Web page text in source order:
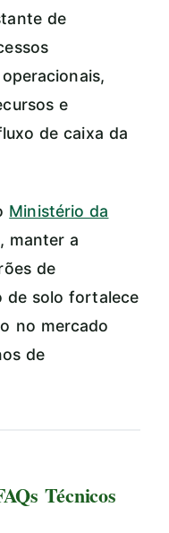
de
e
de caixa da
Ministério da
, manter a
de
de solo fortalece
no mercado
de
Técnicos